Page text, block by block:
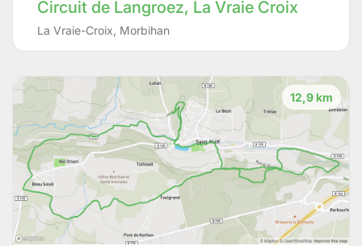
Circuit de Langroez, La Vraie Croix
La Vraie-Croix Morbihan
12,9 km